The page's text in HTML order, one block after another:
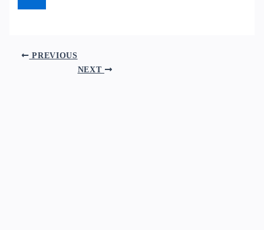
PREVIOUS
NEXT